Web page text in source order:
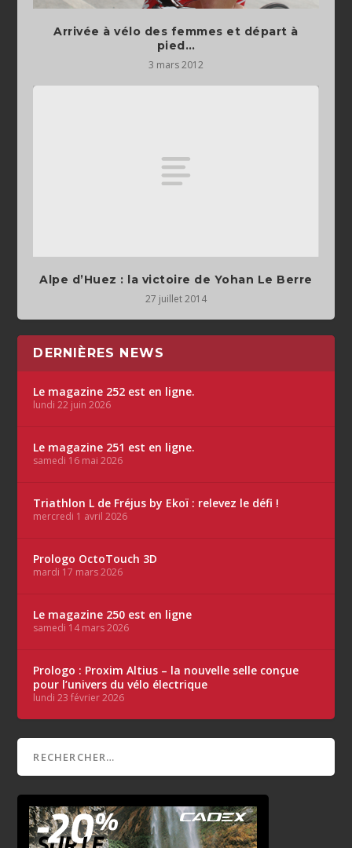
Arrivée à vélo des femmes et départ à
pied…
3 mars 2012
Alpe d’Huez : la victoire de Yohan Le Berre
27 juillet 2014
DERNIÈRES NEWS
Le magazine 252 est en ligne.
lundi 22 juin 2026
Le magazine 251 est en ligne.
samedi 16 mai 2026
Triathlon L de Fréjus by Ekoï : relevez le défi !
mercredi 1 avril 2026
Prologo OctoTouch 3D
mardi 17 mars 2026
Le magazine 250 est en ligne
samedi 14 mars 2026
Prologo : Proxim Altius – la nouvelle selle conçue
pour l’univers du vélo électrique
lundi 23 février 2026